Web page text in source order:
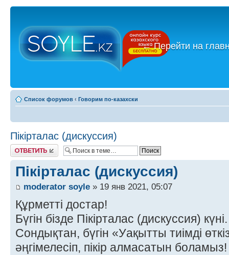
←Перейти на
Список форумов ‹ Говорим по-казахски
Пікірталас (дискуссия)
Ответить
Пікірталас (дискуссия)
moderator soyle » 19 янв 2021, 05:07
Құрметті достар!
Бүгін бізде Пікірталас (дискуссия) күні.
Сондықтан, бүгін «Уақытты тиімді
әңгімелесіп, пікір алмасатын боламыз!